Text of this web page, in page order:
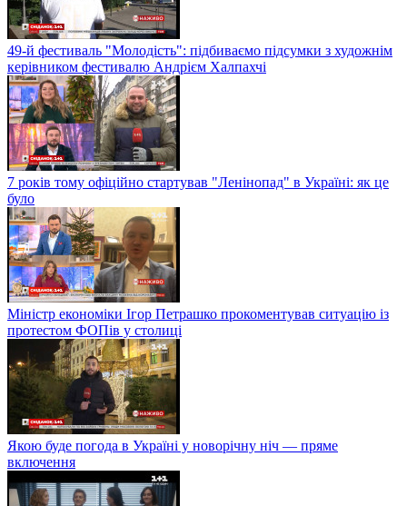
49-й фестиваль "Молодість": підбиваємо підсумки з художнім
керівником фестивалю Андрієм Халпахчі
7 років тому офіційно стартував "Ленінопад" в Україні: як це
було
Міністр економіки Ігор Петрашко прокоментував ситуацію із
протестом ФОПів у столиці
Якою буде погода в Україні у новорічну ніч — пряме
включення